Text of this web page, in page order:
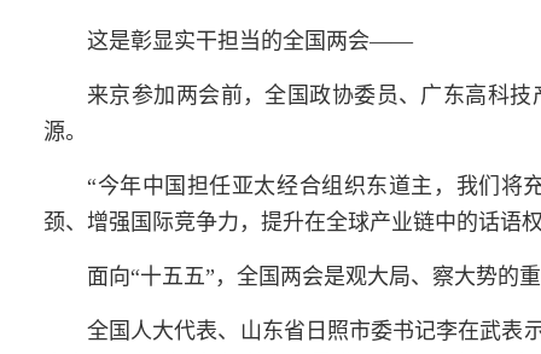
这是彰显实干担当的全国 两会——
来京参加两会前，全国政协委员、广东高科
源。
“今年中国担任亚太经合组织东道主，我们将
颈、增强国际竞争力，提升在全球产业链中的话语
面向“十五五”，全国 两会是观大局、察大势的
全国人大代表、山东省日照市委书记李在武表